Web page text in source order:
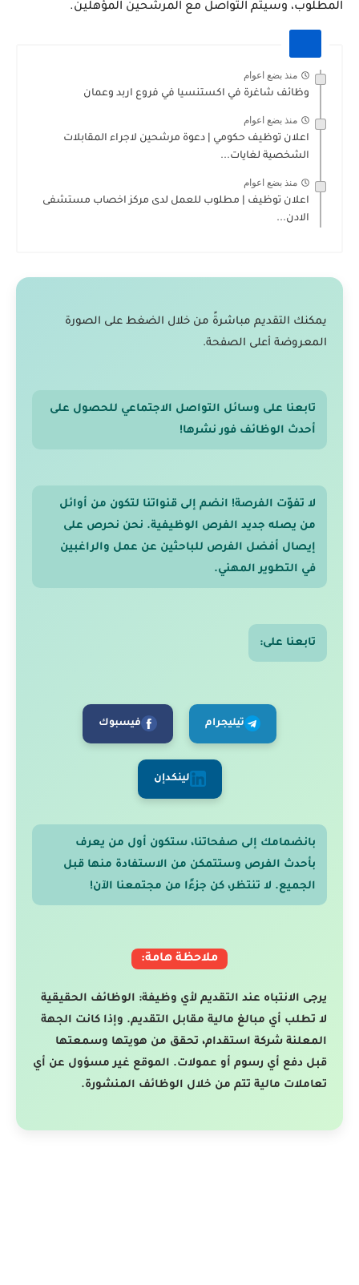
المطلوب، وسيتم التواصل مع المرشحين المؤهلين.
منذ بضع اعوام
وظائف شاغرة في اكستنسيا في فروع اربد وعمان
منذ بضع اعوام
اعلان توظيف حكومي | دعوة مرشحين لاجراء المقابلات
الشخصية لغايات...
منذ بضع اعوام
اعلان توظيف | مطلوب للعمل لدى مركز اخصاب مستشفى
الادن...
يمكنك التقديم مباشرةً من خلال الضغط على الصورة
المعروضة أعلى الصفحة.
تابعنا على وسائل التواصل الاجتماعي للحصول على
أحدث الوظائف فور نشرها!
لا تفوّت الفرصة! انضم إلى قنواتنا لتكون من أوائل
من يصله جديد الفرص الوظيفية. نحن نحرص على
إيصال أفضل الفرص للباحثين عن عمل والراغبين
في التطوير المهني.
تابعنا على:
تيليجرام فيسبوك
لينكدإن
بانضمامك إلى صفحاتنا، ستكون أول من يعرف
بأحدث الفرص وستتمكن من الاستفادة منها قبل
الجميع. لا تنتظر، كن جزءًا من مجتمعنا الآن!
ملاحظة هامة:
يرجى الانتباه عند التقديم لأي وظيفة: الوظائف الحقيقية
لا تطلب أي مبالغ مالية مقابل التقديم. وإذا كانت الجهة
المعلنة شركة استقدام، تحقق من هويتها وسمعتها
قبل دفع أي رسوم أو عمولات. الموقع غير مسؤول عن أي
تعاملات مالية تتم من خلال الوظائف المنشورة.